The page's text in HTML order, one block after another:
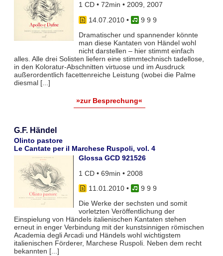
1 CD • 72min • 2009, 2007
14.07.2010•
9 9 9
Dramatischer und spannender könnte
man diese Kantaten von Händel wohl
nicht darstellen – hier stimmt einfach
alles. Alle drei Solisten liefern eine stimmtechnisch tadellose,
in den Koloratur-Abschnitten virtuose und im Ausdruck
außerordentlich facettenreiche Leistung (wobei die Palme
diesmal [...]
»zur Besprechung«
G.F. Händel
Olinto pastore
Le Cantate per il Marchese Ruspoli, vol. 4
Glossa GCD 921526
1 CD • 69min • 2008
11.01.2010•
9 9 9
Die Werke der sechsten und somit
vorletzten Veröffentlichung der
Einspielung von Händels italienischen Kantaten stehen
erneut in enger Verbindung mit der kunstsinnigen römischen
Academia degli Arcadi und Händels wohl wichtigstem
italienischen Förderer, Marchese Ruspoli. Neben dem recht
bekannten [...]